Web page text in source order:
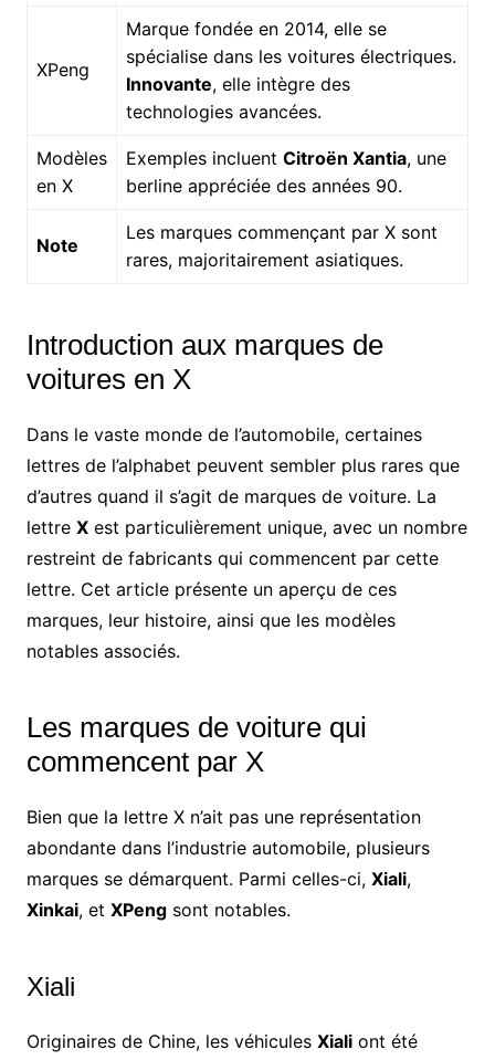
XPeng
Marque fondée en 2014, elle se
spécialise dans les voitures électriques.
Innovante, elle intègre des
technologies avancées.
Modèles
en X
Exemples incluent Citroën Xantia, une
berline appréciée des années 90.
Note
Les marques commençant par X sont
rares, majoritairement asiatiques.
Introduction aux marques de
voitures en X
Dans le vaste monde de l’automobile, certaines
lettres de l’alphabet peuvent sembler plus rares que
d’autres quand il s’agit de marques de voiture. La
lettre Xest particulièrement unique, avec un nombre
restreint de fabricants qui commencent par cette
lettre. Cet article présente un aperçu de ces
marques, leur histoire, ainsi que les modèles
notables associés.
Les marques de voiture qui
commencent par X
Bien que la lettre X n’ait pas une représentation
abondante dans l’industrie automobile, plusieurs
marques se démarquent. Parmi celles-ci, Xiali,
Xinkai, et XPengsont notables.
Xiali
Originaires de Chine, les véhicules Xialiont été